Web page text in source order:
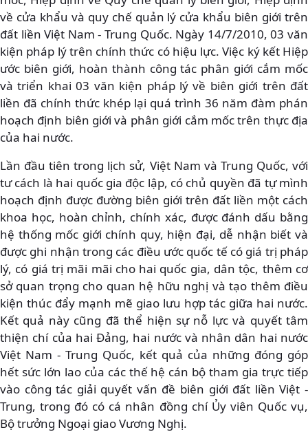
về cửa khẩu và quy chế quản lý cửa khẩu biên giới trên
đất liền Việt Nam - Trung Quốc. Ngày 14/7/2010, 03 văn
kiện pháp lý trên chính thức có hiệu lực. Việc ký kết Hiệp
ước biên giới, hoàn thành công tác phân giới cắm mốc
và triển khai 03 văn kiện pháp lý về biên giới trên đất
liền đã chính thức khép lại quá trình 36 năm đàm phán
hoạch định biên giới và phân giới cắm mốc trên thực địa
của hai nước.
Lần đầu tiên trong lịch sử, Việt Nam và Trung Quốc, với
tư cách là hai quốc gia độc lập, có chủ quyền đã tự mình
hoạch định được đường biên giới trên đất liền một cách
khoa học, hoàn chỉnh, chính xác, được đánh dấu bằng
hệ thống mốc giới chính quy, hiện đại, dễ nhận biết và
được ghi nhận trong các điều ước quốc tế có giá trị pháp
lý, có giá trị mãi mãi cho hai quốc gia, dân tộc, thêm cơ
sở quan trọng cho quan hệ hữu nghị và tạo thêm điều
kiện thúc đẩy mạnh mẽ giao lưu hợp tác giữa hai nước.
Kết quả này cũng đã thể hiện sự nỗ lực và quyết tâm
thiện chí của hai Đảng, hai nước và nhân dân hai nước
Việt Nam - Trung Quốc, kết quả của những đóng góp
hết sức lớn lao của các thế hệ cán bộ tham gia trực tiếp
vào công tác giải quyết vấn đề biên giới đất liền Việt -
Trung, trong đó có cá nhân đồng chí Ủy viên Quốc vụ,
Bộ trưởng Ngoại giao Vương Nghị.